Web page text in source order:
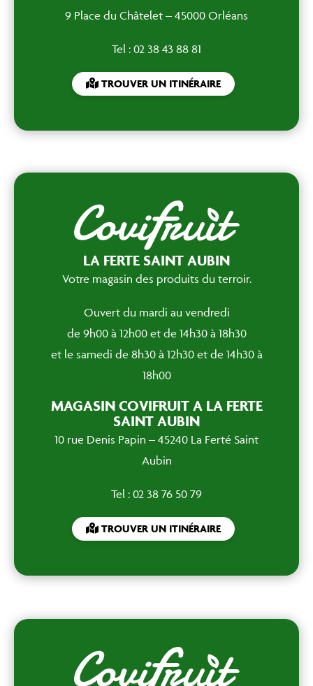
9 Place du Châtelet – 45000 Orléans
Tel : 02 38 43 88 81
TROUVER UN ITINÉRAIRE
LA FERTE SAINT AUBIN
Votre magasin des produits du terroir.
Ouvert du mardi au vendredi
de 9h00 à 12h00 et de 14h30 à 18h30
et le samedi de 8h30 à 12h30 et de 14h30 à
18h00
MAGASIN COVIFRUIT A LA FERTE
SAINT AUBIN
10 rue Denis Papin – 45240 La Ferté Saint
Aubin
Tel : 02 38 76 50 79
TROUVER UN ITINÉRAIRE